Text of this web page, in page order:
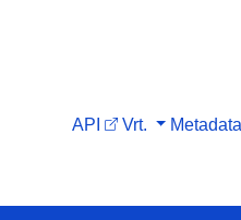
API Vrt. Metadata